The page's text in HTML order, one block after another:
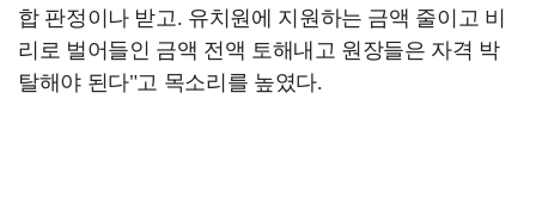
합 판정이나 받고. 유치원에 지원하는 금액 줄이고 비
리로 벌어들인 금액 전액 토해내고 원장들은 자격 박
탈해야 된다"고 목소리를 높였다.